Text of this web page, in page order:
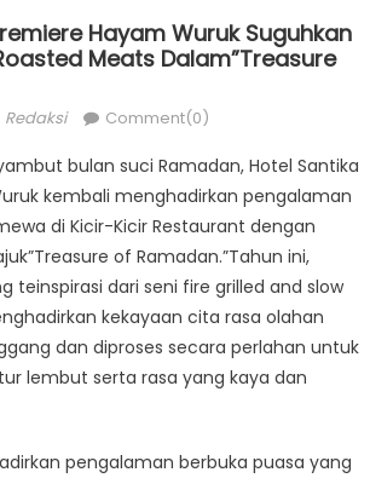
Hayam Wuruk Suguhkan
Meats Dalam”Treasure
Author
Redaksi Comment(0)
bulan suci Ramadan, Hotel Santika
kembali menghadirkan pengalaman
di Kicir-Kicir Restaurant dengan
of Ramadan.”Tahun ini,
teinspirasi dari seni fire grilled and slow
kekayaan cita rasa olahan
dan diproses secara perlahan untuk
lembut serta rasa yang kaya dan
pengalaman berbuka puasa yang